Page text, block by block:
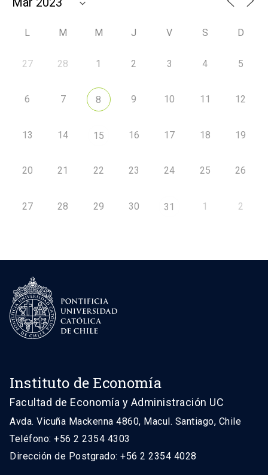
L M M J V S D
27 28 1 2 3 4 5
6 7 8 9 10 11 12
13 14 15 16 17 18 19
20 21 22 23 24 25 26
27 28 29 30 31 1 2
Instituto de Economía
Facultad de Economía y Administración UC
Avda. Vicuña Mackenna 4860, Macul. Santiago, Chile
Teléfono: +56 2 2354 4303
Dirección de Postgrado: +56 2 2354 4028